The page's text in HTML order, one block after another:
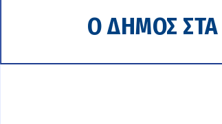
Ο ΔΗΜΟΣ ΣΤΑ